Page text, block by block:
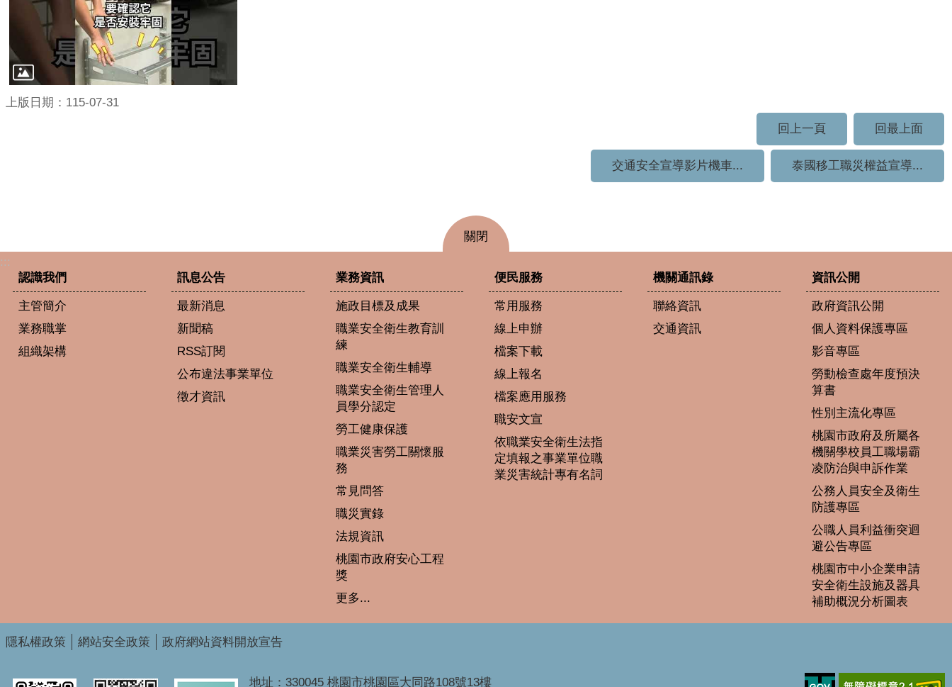
上版日期：115-07-31
回上一頁
回最上面
交通安全宣導影片機車... 泰國移工職災權益宣導...
關閉
:::
認識我們
主管簡介
業務職掌
組織架構
訊息公告
最新消息
新聞稿
RSS訂閱
公布違法事業單位
徵才資訊
業務資訊
施政目標及成果
職業安全衛生教育訓
練
職業安全衛生輔導
職業安全衛生管理人
員學分認定
勞工健康保護
職業災害勞工關懷服
務
常見問答
職災實錄
法規資訊
桃園市政府安心工程
獎
更多...
便民服務
常用服務
線上申辦
檔案下載
線上報名
檔案應用服務
職安文宣
依職業安全衛生法指
定填報之事業單位職
業災害統計專有名詞
機關通訊錄
聯絡資訊
交通資訊
資訊公開
政府資訊公開
個人資料保護專區
影音專區
勞動檢查處年度預決
算書
性別主流化專區
桃園市政府及所屬各
機關學校員工職場霸
凌防治與申訴作業
公務人員安全及衛生
防護專區
公職人員利益衝突迴
避公告專區
桃園市中小企業申請
安全衛生設施及器具
補助概況分析圖表
隱私權政策 網站安全政策 政府網站資料開放宣告
地址：330045 桃園市桃園區大同路108號13樓